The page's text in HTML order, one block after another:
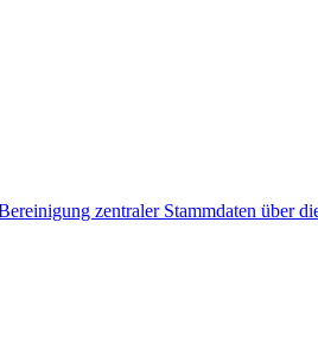
zentraler Stammdaten über